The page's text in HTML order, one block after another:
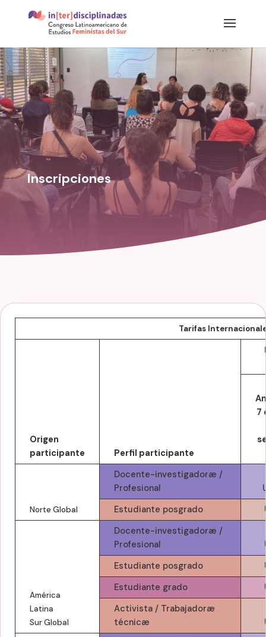
Inscripciones
Tarifas
Origen
participante
Perfil participante
7
Norte Global
Docente-investigadoræ /
Profesional
Estudiante posgrado
América
Latina
Sur Global
Docente-investigadoræ /
Profesional
Estudiante posgrado
Estudiante grado
Activista / Trabajadoræ
técnicæ